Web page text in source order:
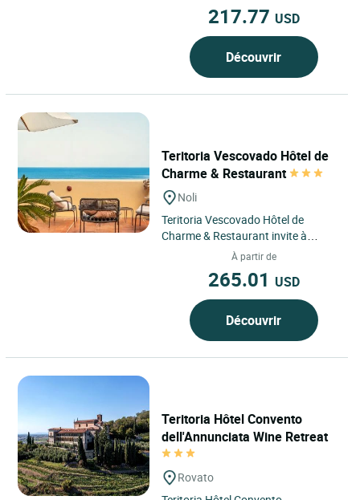
217.77 USD
Découvrir
Teritoria Vescovado Hôtel de
Charme & Restaurant
Noli
Teritoria Vescovado Hôtel de
Charme & Restaurant invite à
découvrir un hôtel à Noli, sur la côte
À partir de
265.01 USD
Découvrir
Teritoria Hôtel Convento
dell'Annunciata Wine Retreat
Rovato